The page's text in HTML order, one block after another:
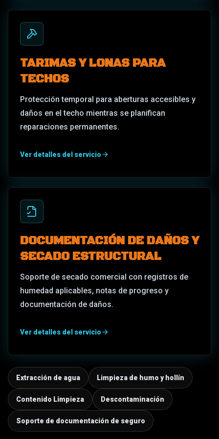
TARIMAS Y LONAS PARA
TECHOS
Protección temporal para aberturas accesibles y
daños en el techo mientras se planifican
reparaciones permanentes.
Ver detalles del servicio
DOCUMENTACIÓN DE DAÑOS Y
SECADO ESTRUCTURAL
Soporte de secado comercial con registros de
humedad aplicables, notas de progreso y
documentación de daños.
Ver detalles del servicio
Extracción de agua Limpieza de humo y hollín
Contenido Limpieza Descontaminación
Soporte de documentación de seguro